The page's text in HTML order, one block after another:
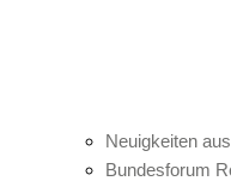
Neuigkeiten
Bundesforum